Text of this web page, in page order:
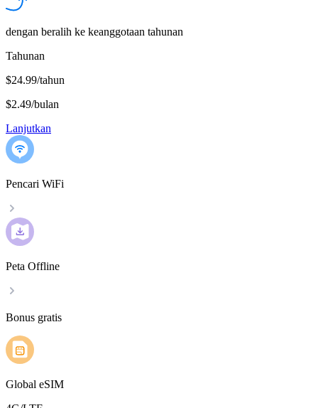
dengan beralih ke keanggotaan tahunan
Tahunan
$24.99/tahun
$2.49/bulan
Lanjutkan
Pencari WiFi
Peta Offline
Bonus gratis
Global eSIM